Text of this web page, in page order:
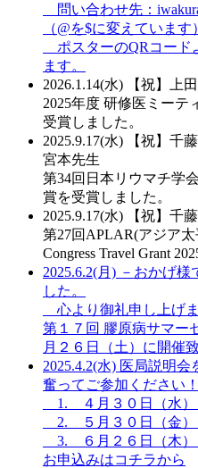
問い合わせ先：
（@を$に変えています）
ポスターのQRコード
ます。
2026.1.14(水)
【祝】上
2025年度 研修医ミー
受賞しました。
2025.9.17(水)
【祝】千
宮本先生
第34回日本リウマチ学
賞を受賞しました。
2025.9.17(水)
【祝】千
第27回APLAR(アジア
Congress Travel Grant
2025.6.2(月) －おかげ様
した。
心より御礼申し上げま
第１７回 膠原病サマー
月２６日（土）に開催
2025.4.2(水) 医局説明会
奮ってご参加ください！
1. ４月３０日（水）
2. ５月３０日（金）
3. ６月２６日（木）
お申込みはコチラから